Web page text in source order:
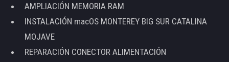
AMPLIACIÓN MEMORIA RAM
INSTALACIÓN macOS MONTEREY BIG SUR CATALINA
MOJAVE
REPARACIÓN CONECTOR ALIMENTACIÓN